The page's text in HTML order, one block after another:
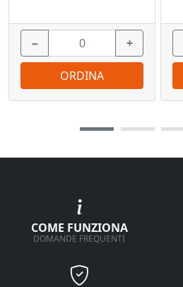
− +
ORDINA
COME FUNZIONA
DOMANDE FREQUENTI